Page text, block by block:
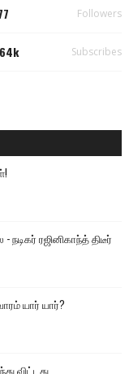
Followers
Subscribes
ரஜினிகாந்த் திடீர்
யார் யார்?
விட்டது